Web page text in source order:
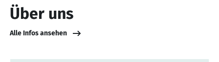
Über uns
Alle Infos ansehen